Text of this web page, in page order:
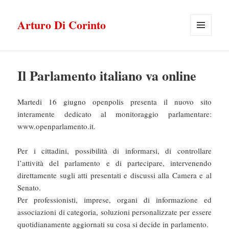
Arturo Di Corinto
Il Parlamento italiano va online
Martedi 16 giugno openpolis presenta il nuovo sito
interamente dedicato al monitoraggio parlamentare:
www.openparlamento.it.
Per i cittadini, possibilità di informarsi, di controllare
l’attività del parlamento e di partecipare, intervenendo
direttamente sugli atti presentati e discussi alla Camera e al
Senato.
Per professionisti, imprese, organi di informazione ed
associazioni di categoria, soluzioni personalizzate per essere
quotidianamente aggiornati su cosa si decide in parlamento.